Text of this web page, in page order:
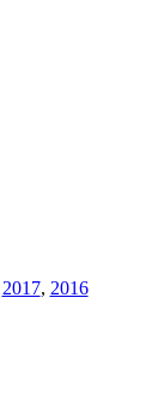
2017, 2016